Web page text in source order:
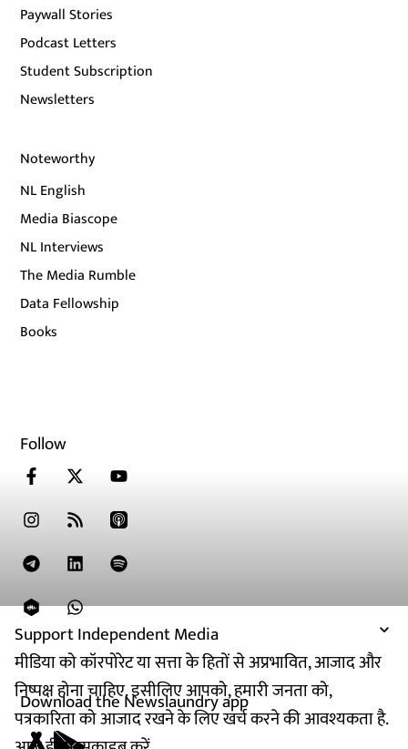
Support Independent Media
मीडिया को कॉरपोरेट या सत्ता के हितों से अप्रभावित, आजाद और
निष्पक्ष होना चाहिए. इसीलिए आपको, हमारी जनता को,
पत्रकारिता को आजाद रखने के लिए खर्च करने की आवश्यकता है.
Paywall Stories
Podcast Letters
Student Subscription
Newsletters
Noteworthy
NL English
Media Biascope
NL Interviews
The Media Rumble
Data Fellowship
Books
Follow
Download the Newslaundry app